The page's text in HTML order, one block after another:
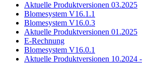
Aktuelle Produktversionen 03.2025
Blomesystem V16.1.1
Blomesystem V16.0.3
Aktuelle Produktversionen 01.2025
E-Rechnung
Blomesystem V16.0.1
Aktuelle Produktversionen 10.2024 -